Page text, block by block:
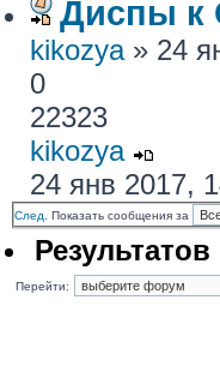
Диспы к
kikozya» 24
0
22323
kikozya
24 янв 2017,
След. Показать сообщения за
Перейти: